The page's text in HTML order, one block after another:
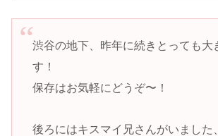
渋谷の地下、昨年に続きとっても大
す！
保存はお気軽にどうぞ〜！
後ろにはキスマイ兄さんがいました